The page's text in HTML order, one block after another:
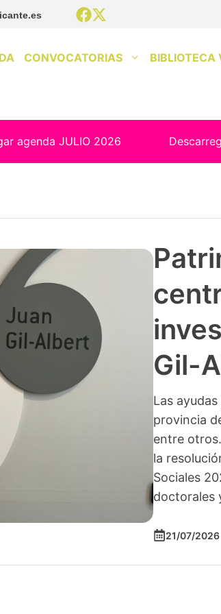
CONVOCATORIAS BIBLIOTECA
agenda JULIO 2026
Gil-
Las
provincia
entre
la
Sociales
doctorales
21/07/2026